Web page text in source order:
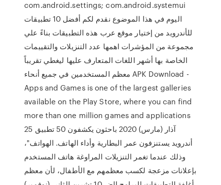
com.android.settings; com.android.systemui
اليوم في هذا الموضوع نقدم لكم أفضل 10 تطبيقات
للأندرويد من إختيار موقع عرب هذه التطبيقات بناءً علي
مجموعة من المؤشرات اهمها عدد التنزيلات والتقييمات
الخاصة بها أشهر اللغات المتعارف عليها ليغطي تقريباً
معظم المستخدمين في جميع أنحاء APK Download -
Apps and Games is one of the largest galleries
available on the Play Store, where you can find
more than one million games and applications
25 آذار (مارس) 2020 باحثون يكشفون 50 تطبيق
أندرويد يستنزفون عمر البطارية وأداء الهاتف. الهواتف"،
وذلك عندما تغمر التنزيلات المراوغة هاتف المستخدم
بإعلانات مزعجة لكسب معظمهم مع الأطفال، لأن معظم